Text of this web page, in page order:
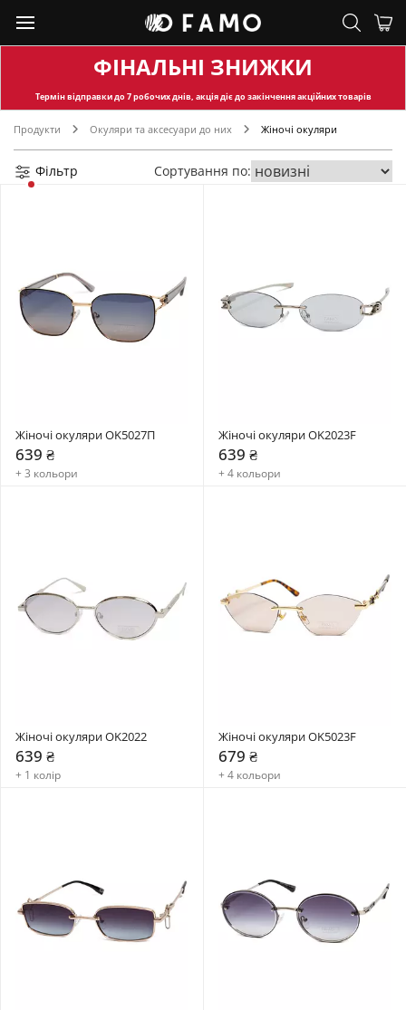
ФІНАЛЬНІ ЗНИЖКИ
Термін відправкидо 7 робочих днів, акція діє до закінчення акційних товарів
Продукти Окуляри та аксесуари до них Жіночі окуляри
Фільтр Сортування по:
Жіночі окуляри OK5027П
639 ₴
+ 3 кольори
Жіночі окуляри OK2023F
639 ₴
+ 4 кольори
Жіночі окуляри OK2022
639 ₴
+ 1 колір
Жіночі окуляри OK5023F
679 ₴
+ 4 кольори